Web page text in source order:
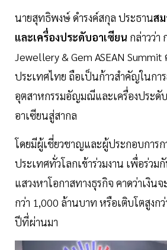
นายสุทธิพงษ์ ดำรงค์สกุล ประธานส
และเครื่องประดับอาเซียน กล่าวว่า
Jewellery & Gem ASEAN Summit
ประเทศไทย ถือเป็นก้าวสำคัญในกา
อุตสาหกรรมอัญมณีและเครื่องประดั
อาเซียนสู่สากล
โดยมีผู้เชี่ยวชาญและผู้ประกอบการก
ประเทศทั่วโลกเข้าร่วมงาน เพื่อร่วม
แสวงหาโอกาสทางธุรกิจ คาดว่าเงิน
กว่า 1,000 ล้านบาท หรือเติบโตสูงก
ปีที่ผ่านมา